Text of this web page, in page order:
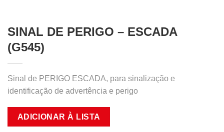
SINAL DE PERIGO – ESCADA
(G545)
Sinal de PERIGO ESCADA, para sinalização e
identificação de advertência e perigo
ADICIONAR À LISTA